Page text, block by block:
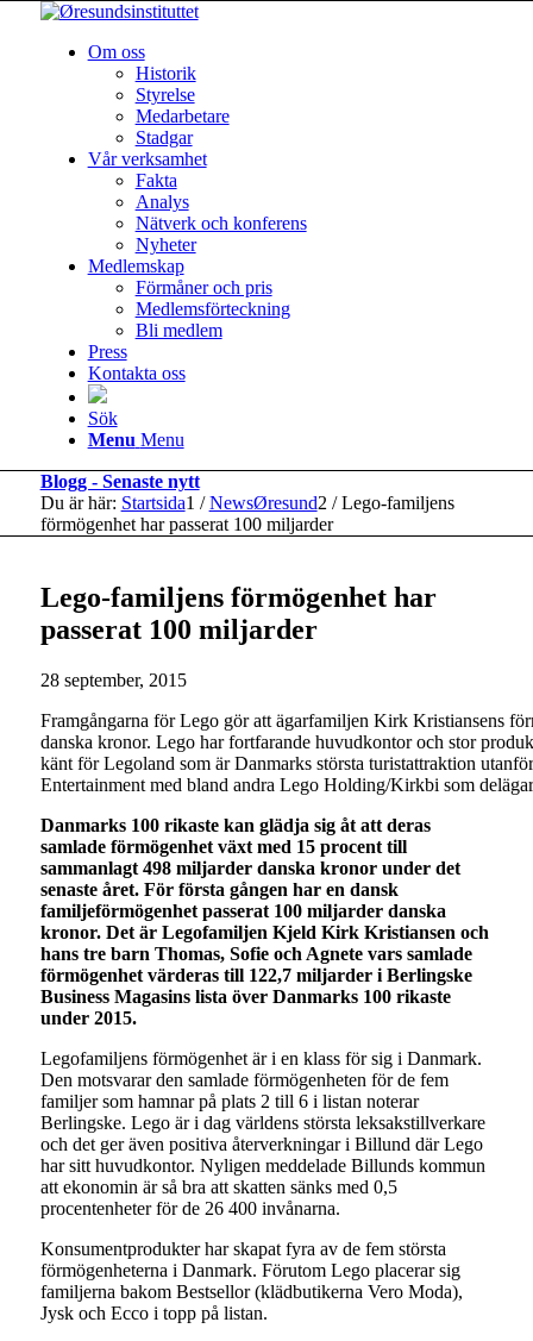
Om oss
Historik
Styrelse
Medarbetare
Stadgar
Vår verksamhet
Fakta
Analys
Nätverk och konferens
Nyheter
Medlemskap
Förmåner och pris
Medlemsförteckning
Bli medlem
Press
Kontakta oss
Sök
Menu Menu
Blogg - Senaste nytt
Du är här: Startsida1 / NewsØresund2 / Lego-familjens
förmögenhet har passerat 100 miljarder
Lego-familjens förmögenhet har
passerat 100 miljarder
28 september, 2015
Framgångarna för Lego gör att ägarfamiljen Kirk Kristiansens
danska kronor. Lego har fortfarande huvudkontor och stor
känt för Legoland som är Danmarks största turistattraktion
Entertainment med bland andra Lego Holding/Kirkbi som
Danmarks 100 rikaste kan glädja sig åt att deras
samlade förmögenhet växt med 15 procent till
sammanlagt 498 miljarder danska kronor under det
senaste året. För första gången har en dansk
familjeförmögenhet passerat 100 miljarder danska
kronor. Det är Legofamiljen Kjeld Kirk Kristiansen och
hans tre barn Thomas, Sofie och Agnete vars samlade
förmögenhet värderas till 122,7 miljarder i Berlingske
Business Magasins lista över Danmarks 100 rikaste
under 2015.
Legofamiljens förmögenhet är i en klass för sig i Danmark.
Den motsvarar den samlade förmögenheten för de fem
familjer som hamnar på plats 2 till 6 i listan noterar
Berlingske. Lego är i dag världens största leksakstillverkare
och det ger även positiva återverkningar i Billund där Lego
har sitt huvudkontor. Nyligen meddelade Billunds kommun
att ekonomin är så bra att skatten sänks med 0,5
procentenheter för de 26 400 invånarna.
Konsumentprodukter har skapat fyra av de fem största
förmögenheterna i Danmark. Förutom Lego placerar sig
familjerna bakom Bestsellor (klädbutikerna Vero Moda),
Jysk och Ecco i topp på listan.